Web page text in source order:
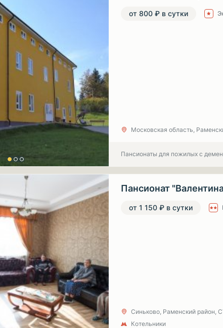
от 800 ₽ в сутки
Московская область,
Пансионаты для пожилых с
Пансионат
от 1 150 ₽ в сутки
Синьково, Раменский район,
Котельники